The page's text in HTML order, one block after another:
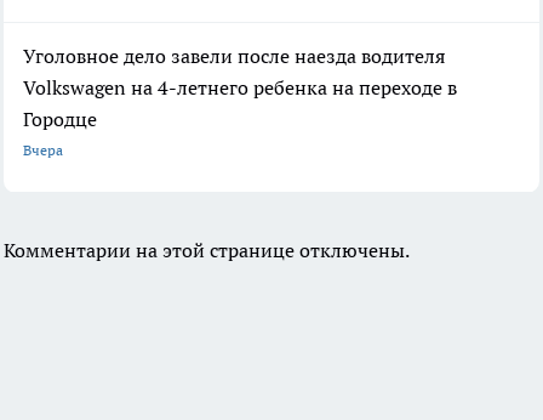
Уголовное дело завели после наезда водителя
Volkswagen на 4-летнего ребенка на переходе в
Городце
Вчера
Комментарии на этой странице отключены.